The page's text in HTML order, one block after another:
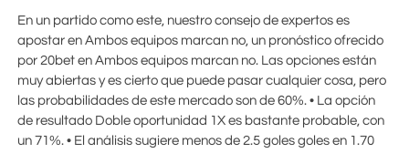
En un partido como este, nuestro consejo de expertos es
apostar en Ambos equipos marcan no, un pronóstico ofrecido
por20bet en Ambos equipos marcan no. Las opciones están
muy abiertas y es cierto que puede pasar cualquier cosa, pero
las probabilidades de este mercado son de 60%. • La opción
de resultado Doble oportunidad 1X es bastante probable, con
un 71%. • El análisis sugiere menos de 2.5 goles goles en 1.70